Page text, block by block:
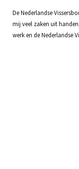
De Nederlandse
mij veel zaken uit
werk en de Nederlandse